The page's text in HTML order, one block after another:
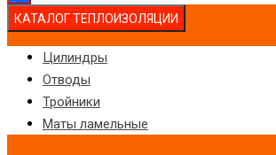
КАТАЛОГ ТЕПЛОИЗОЛЯЦИИ
Цилиндры
Отводы
Тройники
Маты ламельные